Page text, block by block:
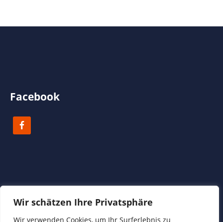
Wir schätzen Ihre Privatsphäre
Wir verwenden Cookies, um Ihr Surferlebnis zu
Facebook
Copyright 2023 Biodanza Koblenz | Reinhild Bode